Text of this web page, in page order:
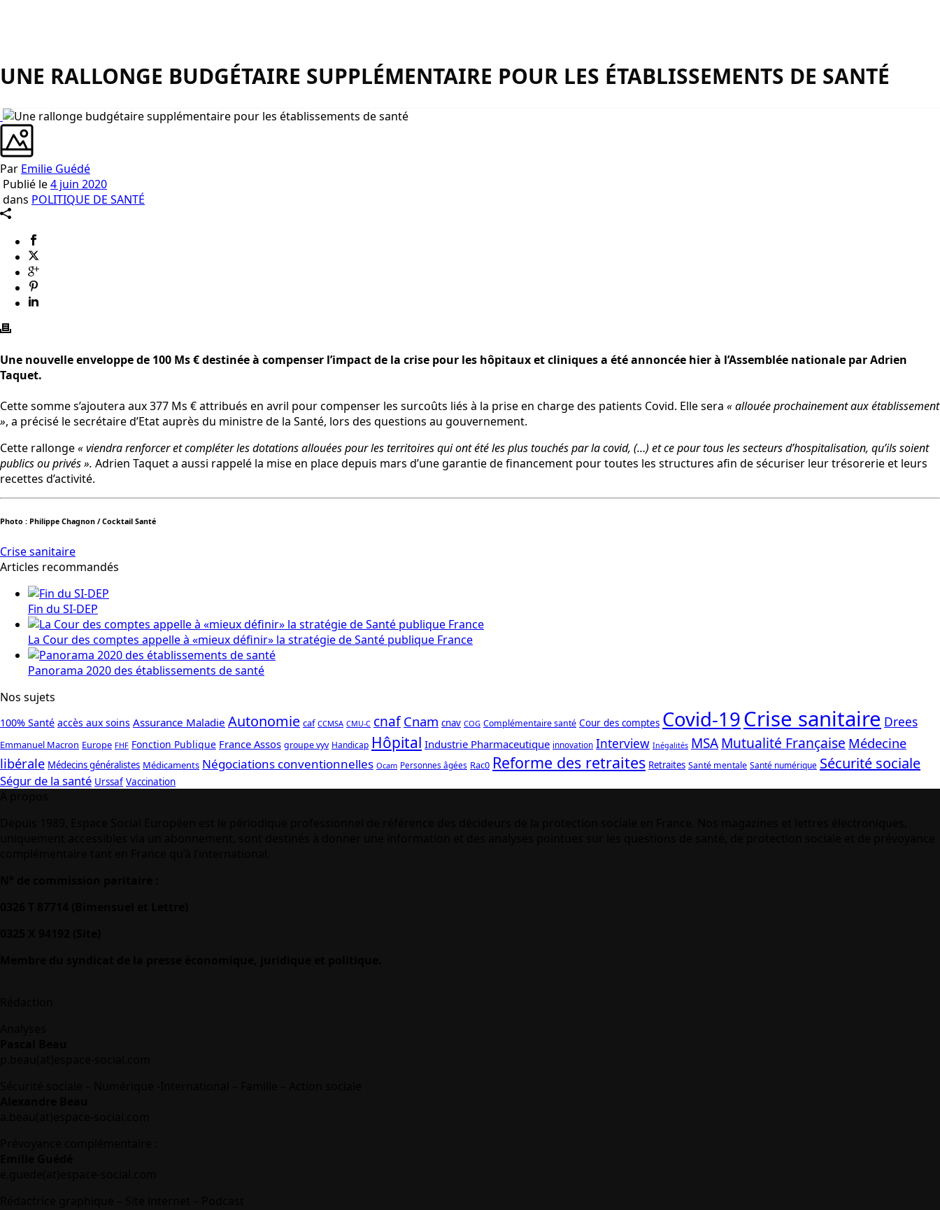
UNE RALLONGE BUDGÉTAIRE SUPPLÉMENTAIRE POUR LES ÉTABLISSEMENTS DE SANTÉ
Par Emilie Guédé
Publié le4 juin 2020
dans POLITIQUE DE SANTÉ
Une nouvelle enveloppe de 100 Ms € destinée à compenser l’impact de la crise pour les hôpitaux et cliniques a été annoncée hier à l’Assemblée nationale par Adrien
Taquet.
Cette somme s’ajoutera aux 377 Ms € attribués en avril pour compenser les surcoûts liés à la prise en charge des patients Covid. Elle sera « allouée prochainement aux établissement
», a précisé le secrétaire d’Etat auprès du ministre de la Santé, lors des questions au gouvernement.
Cette rallonge« viendra renforcer et compléter les dotations allouées pour les territoires qui ont été les plus touchés par la covid, (…) et ce pour tous les secteurs d’hospitalisation, qu’ils soient
publics ou privés ». Adrien Taquet a aussi rappelé la mise en place depuis mars d’une garantie de financement pour toutes les structures afin de sécuriser leur trésorerie et leurs
recettes d’activité.
Photo : Philippe Chagnon / Cocktail Santé
Crise sanitaire
Articles recommandés
Fin du SI-DEP
La Cour des comptes appelle à «mieux définir» la stratégie de Santé publique France
Panorama 2020 des établissements de santé
Nos sujets
100% Santé accès aux soins Assurance Maladie Autonomie caf CCMSA CMU-C cnaf Cnam cnav COG Complémentaire santé Cour des comptes Covid-19Crise sanitaire Drees
Emmanuel Macron Europe FHF Fonction Publique France Assos groupe vyv Handicap Hôpital Industrie Pharmaceutique innovation Interview Inégalités MSAMutualité Française Médecine
libérale Médecins généralistes Médicaments Négociations conventionnelles Ocam Personnes âgées Rac0 Reforme des retraites Retraites Santé mentale Santé numérique Sécurité sociale
Ségur de la santé Urssaf Vaccination